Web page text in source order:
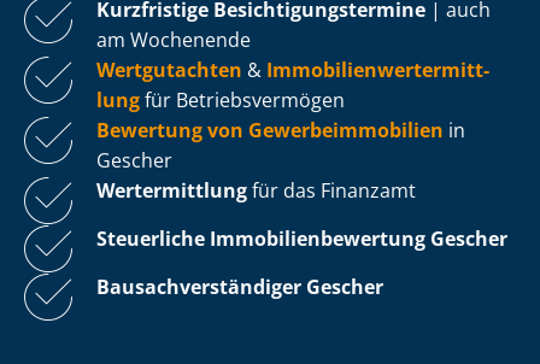
Kurzfristige Be­sich­ti­gungs­ter­mi­ne | auch
am Wochenende
Wertgutachten & Im­mo­bi­li­en­wert­ermitt­
lungfür Be­triebs­ver­mö­gen
Bewertung von Ge­wer­be­im­mo­bi­li­en in
Gescher
Wertermittlungfür das Finanzamt
Steuerliche Im­mo­bi­li­en­be­wer­tung Gescher
Bau­sach­ver­stän­di­ger Gescher